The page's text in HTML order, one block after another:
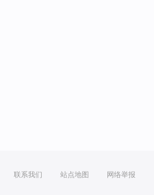
联系我们 站点地图 网络举报